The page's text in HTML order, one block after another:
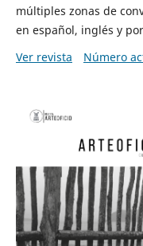
múltiples zonas de
en español, inglés y
Ver revista
Número